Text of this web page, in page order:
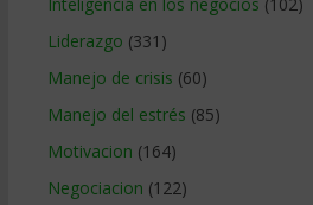
Liderazgo (331)
Manejo de crisis (60)
Manejo del estrés (85)
Motivacion (164)
Negociacion (122)